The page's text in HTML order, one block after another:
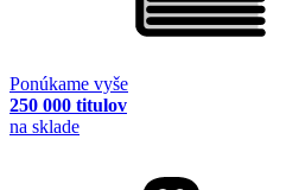
Ponúkame vyše
250 000 titulov
na sklade